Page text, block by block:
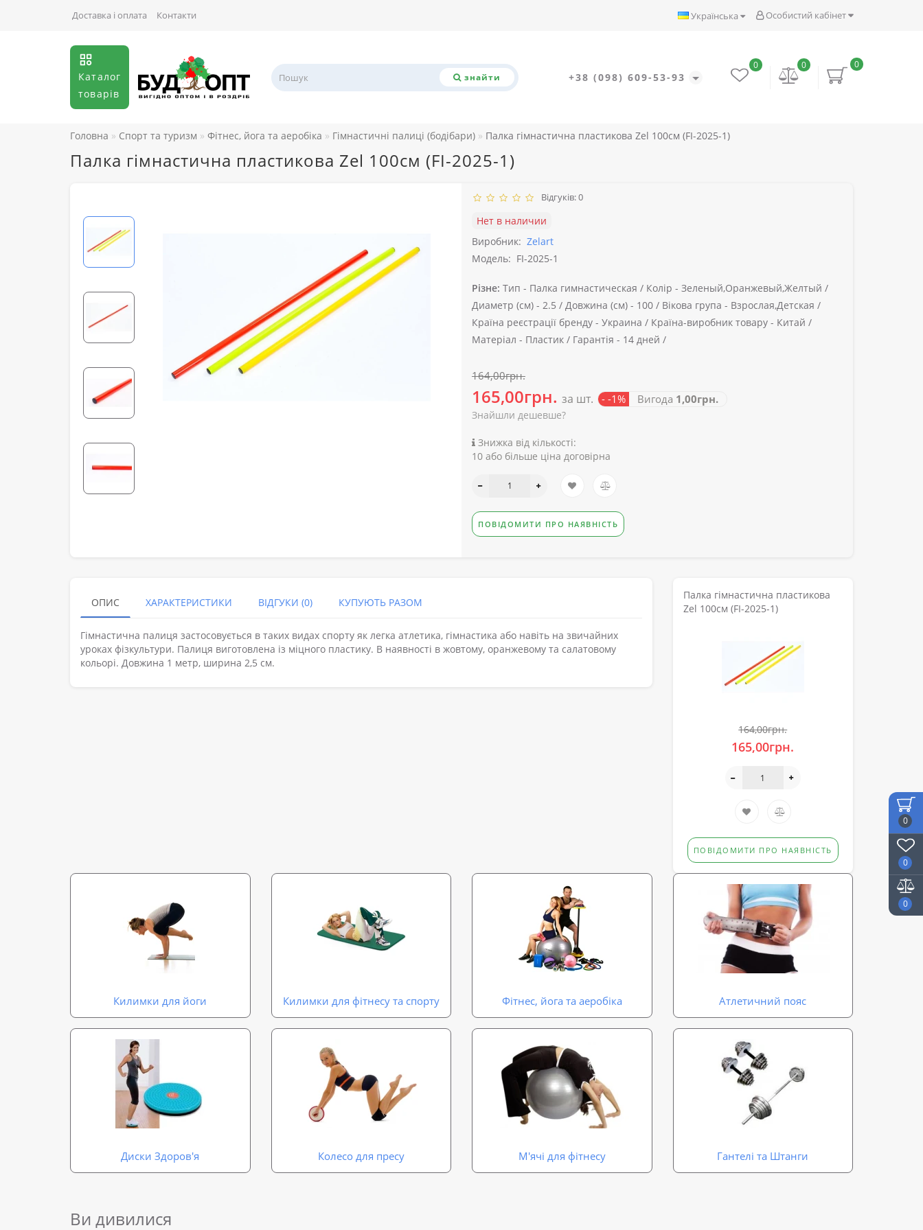
0
0
0
Особистий кабінет
Українська
Доставка і оплата Контакти
Каталог
товарів
знайти +38 (098) 609-53-93
0
0
0
Головна Спорт та туризм Фітнес, йога та аеробіка Гімнастичні палиці (бодібари) Палка гімнастична пластикова Zel 100см (FI-2025-1)
Палка гімнастична пластикова Zel 100см (FI-2025-1)
Відгуків: 0
Нет в наличии
Виробник: Zelart
Модель: FI-2025-1
Різне: Тип - Палка гимнастическая / Колір - Зеленый,Оранжевый,Желтый /
Диаметр (см) - 2.5 / Довжина (см) - 100 / Вікова група - Взрослая,Детская /
Країна реєстрації бренду - Украина / Країна-виробник товару - Китай /
Матеріал - Пластик / Гарантія - 14 дней /
164,00грн.
165,00грн. за шт. - -1% Вигода 1,00грн.
Знайшли дешевше?
Знижка від кількості:
10 або більше ціна договірна
ПОВІДОМИТИ ПРО НАЯВНІСТЬ
ОПИС ХАРАКТЕРИСТИКИ ВІДГУКИ (0) КУПУЮТЬ РАЗОМ
Гімнастична палиця застосовується в таких видах спорту як легка атлетика, гімнастика або навіть на звичайних
уроках фізкультури. Палиця виготовлена із міцного пластику. В наявності в жовтому, оранжевому та салатовому
кольорі. Довжина 1 метр, ширина 2,5 см.
Палка гімнастична пластикова
Zel 100см (FI-2025-1)
164,00грн.
165,00грн.
ПОВІДОМИТИ ПРО НАЯВНІСТЬ
Килимки для йоги Килимки для фітнесу та спорту Фітнес, йога та аеробіка Атлетичний пояс
Диски Здоров'я Колесо для пресу М'ячі для фітнесу Гантелі та Штанги
Ви дивилися